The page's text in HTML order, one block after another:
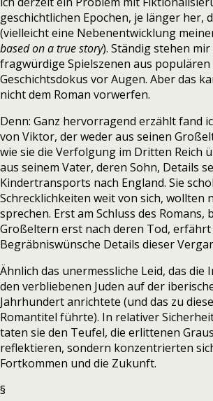
geschichtlichen Epochen, je länger her,
(vielleicht eine Nebenentwicklung
based on a true story). Ständig stehen
fragwürdige Spielszenen aus populären
Geschichtsdokus vor Augen. Aber das
nicht dem Roman vorwerfen.
Denn: Ganz hervorragend erzählt fand
von Viktor, der weder aus seinen
wie sie die Verfolgung im Dritten Reich
aus seinem Vater, deren Sohn, Details
Kindertransports nach England. Sie
Schrecklichkeiten weit von sich, wollten
sprechen. Erst am Schluss des Romans,
Großeltern erst nach deren Tod,
Begräbniswünsche Details dieser
Ähnlich das unermessliche Leid, das
den verbliebenen Juden auf der
Jahrhundert anrichtete (und das zu
Romantitel führte). In relativer
taten sie den Teufel, die erlittenen
reflektieren, sondern konzentrierten
Fortkommen und die Zukunft.
§